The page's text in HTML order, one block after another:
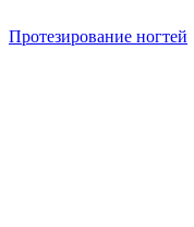
Протезирование ногтей